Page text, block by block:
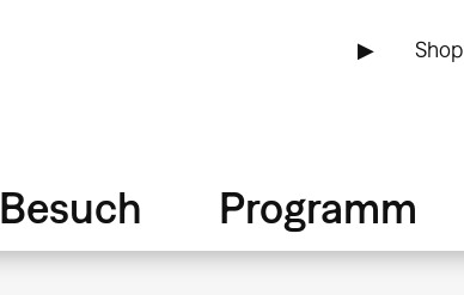
▶ Shop
Besuch Programm